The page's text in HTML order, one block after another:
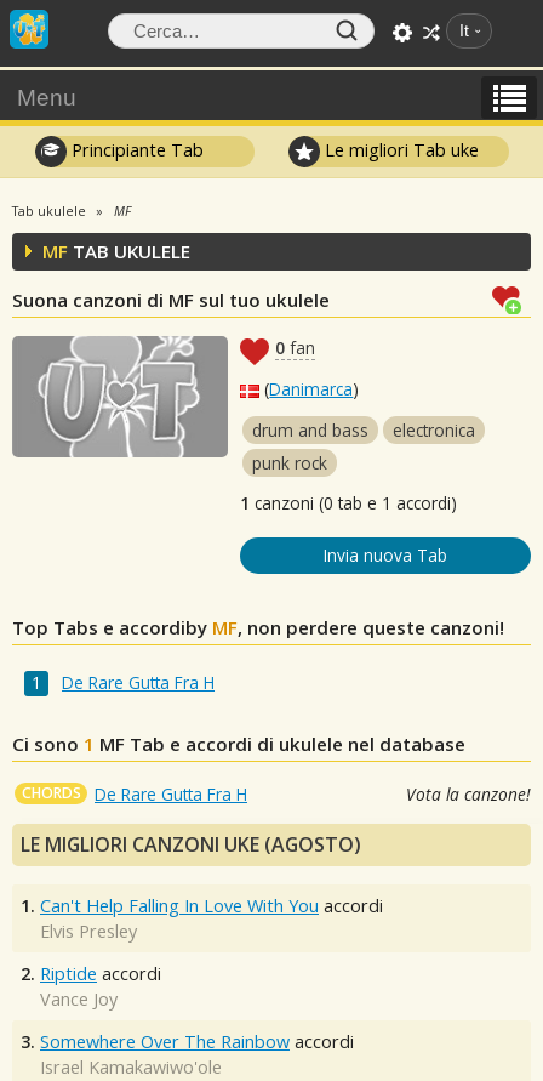
It
Menu
Principiante Tab Le migliori Tab uke
Tab ukulele MF
MF TAB UKULELE
Suona canzoni di MF sul tuo ukulele
0 fan
(Danimarca)
drum and bass
electronica
punk rock
1 canzoni (0 tab e 1 accordi)
Invia nuova Tab
Top Tabs e accordiby MF, non perdere queste canzoni!
De Rare Gutta Fra H
Ci sono 1 MF Tab e accordi di ukulele nel database
CHORDS De Rare Gutta Fra H Vota la canzone!
LE MIGLIORI CANZONI UKE (AGOSTO)
1. Can't Help Falling In Love With You accordi
Elvis Presley
2. Riptide accordi
Vance Joy
3. Somewhere Over The Rainbow accordi
Israel Kamakawiwo'ole